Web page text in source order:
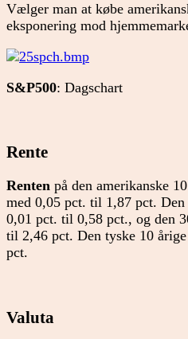
Vælger man at købe
eksponering mod
S&P500: Dagschart
Rente
Renten på den amerikanske
med 0,05 pct. til 1,87 pct.
0,01 pct. til 0,58 pct., og den
til 2,46 pct. Den tyske 10
pct.
Valuta